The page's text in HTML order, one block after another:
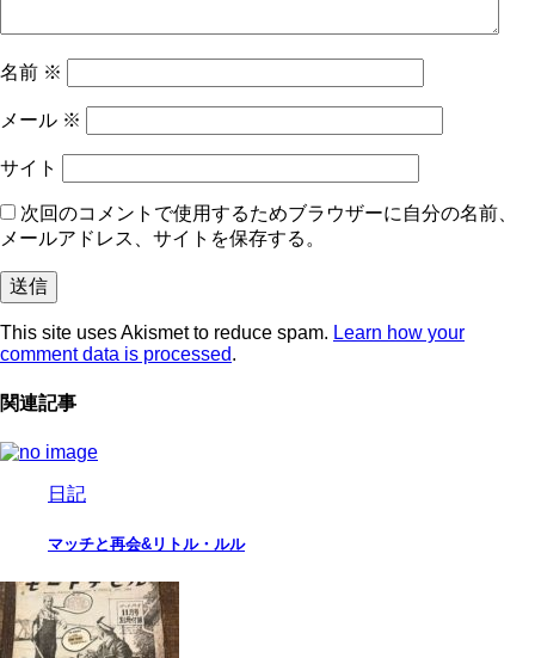
名前 ※
メール ※
サイト
次回のコメントで使用するためブラウザーに自分の名前、
メールアドレス、サイトを保存する。
This site uses Akismet to reduce spam. Learn how your
comment data is processed.
関連記事
日記
マッチと再会&リトル・ルル